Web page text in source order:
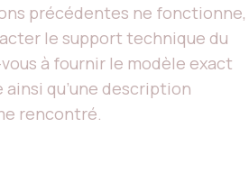
précédentes ne fonctionne,
le support technique du
à fournir le modèle exact
qu’une description
rencontré.